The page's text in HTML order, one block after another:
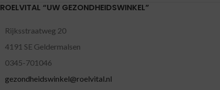
ROELVITAL “UW GEZONDHEIDSWINKEL”
Rijksstraatweg 20
4191 SE Geldermalsen
0345-701046
gezondheidswinkel@roelvital.nl